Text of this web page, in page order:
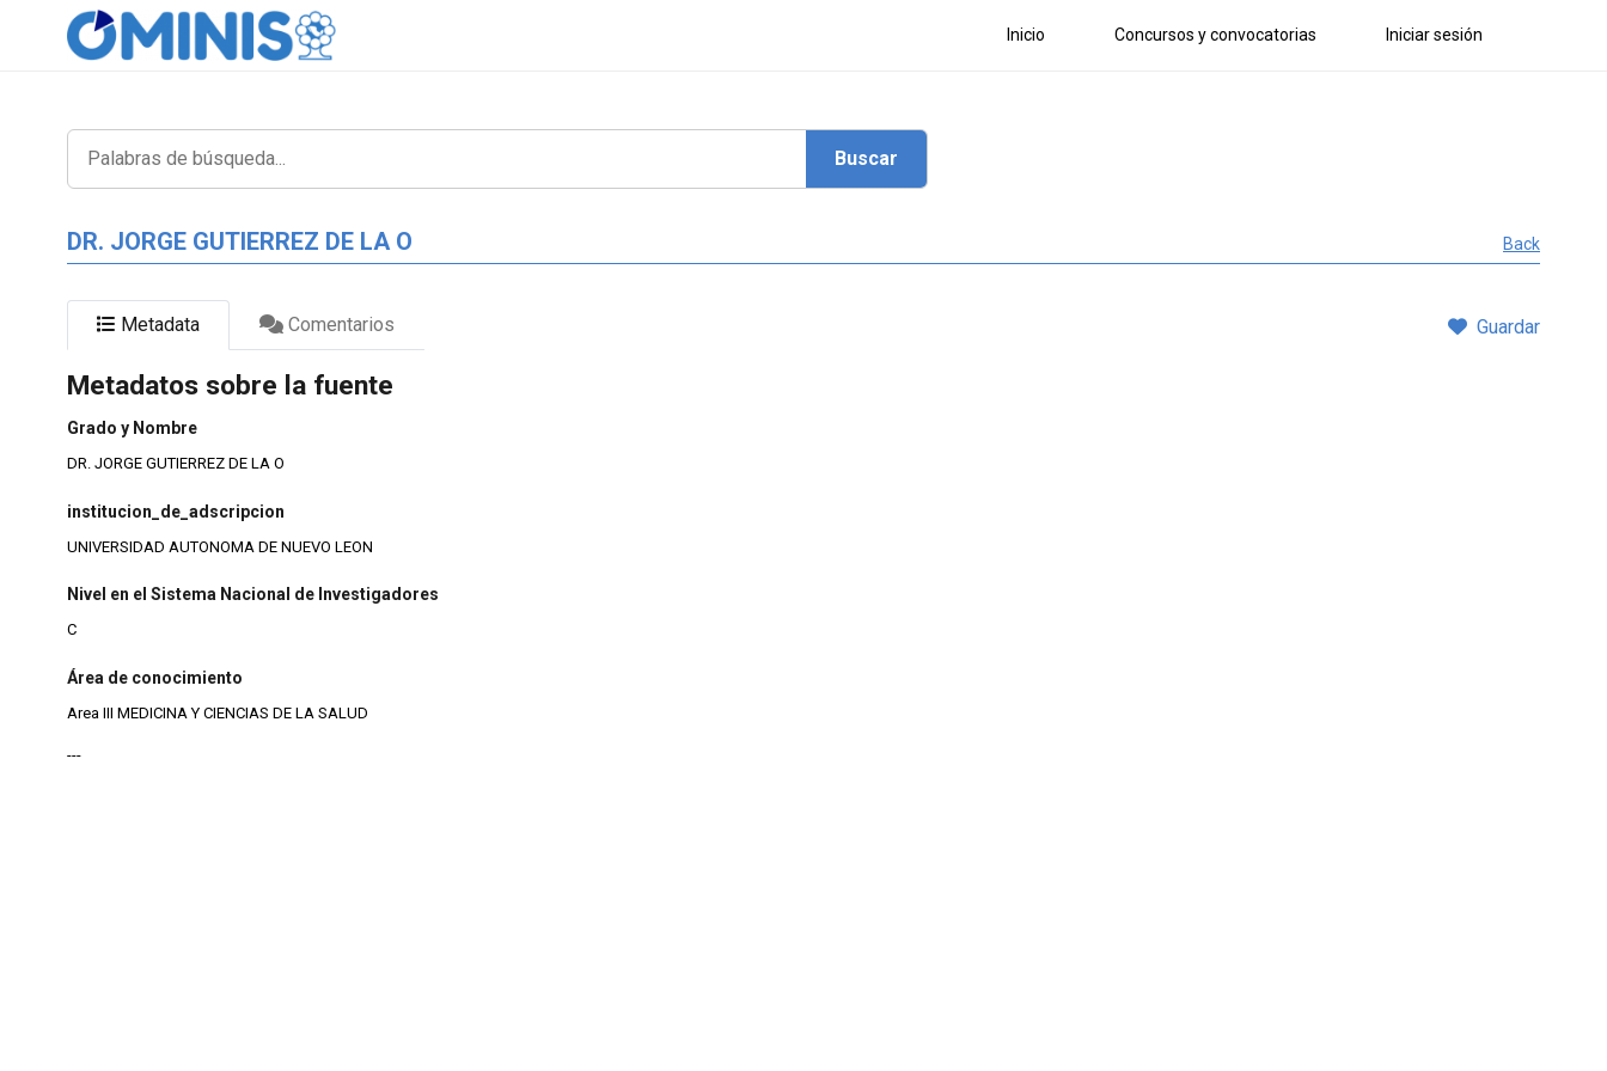
Inicio Concursos y convocatorias Iniciar sesión
DR. JORGE GUTIERREZ DE LA O Back
Metadata Comentarios Guardar
Metadatos sobre la fuente
Grado y Nombre
DR. JORGE GUTIERREZ DE LA O
institucion_de_adscripcion
UNIVERSIDAD AUTONOMA DE NUEVO LEON
Nivel en el Sistema Nacional de Investigadores
C
Área de conocimiento
Area III MEDICINA Y CIENCIAS DE LA SALUD
---